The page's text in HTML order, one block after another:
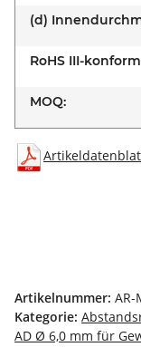
(d)
RoHS III-
MOQ:
Artikelnummer: AR-
Kategorie:
AD Ø 6,0 mm für